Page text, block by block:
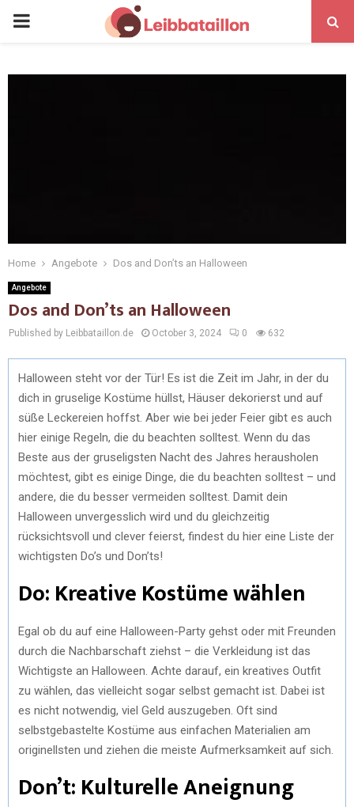
Home Angebote Dos and Don’ts an Halloween
Angebote
Dos and Don’ts an Halloween
Published by Leibbataillon.de October 3, 2024 0 632
Halloween steht vor der Tür! Es ist die Zeit im Jahr, in der du
dich in gruselige Kostüme hüllst, Häuser dekorierst und auf
süße Leckereien hoffst. Aber wie bei jeder Feier gibt es auch
hier einige Regeln, die du beachten solltest. Wenn du das
Beste aus der gruseligsten Nacht des Jahres herausholen
möchtest, gibt es einige Dinge, die du beachten solltest – und
andere, die du besser vermeiden solltest. Damit dein
Halloween unvergesslich wird und du gleichzeitig
rücksichtsvoll und clever feierst, findest du hier eine Liste der
wichtigsten Do’s und Don’ts!
Do: Kreative Kostüme wählen
Egal ob du auf eine Halloween-Party gehst oder mit Freunden
durch die Nachbarschaft ziehst – die Verkleidung ist das
Wichtigste an Halloween. Achte darauf, ein kreatives Outfit
zu wählen, das vielleicht sogar selbst gemacht ist. Dabei ist
es nicht notwendig, viel Geld auszugeben. Oft sind
selbstgebastelte Kostüme aus einfachen Materialien am
originellsten und ziehen die meiste Aufmerksamkeit auf sich.
Don’t: Kulturelle Aneignung